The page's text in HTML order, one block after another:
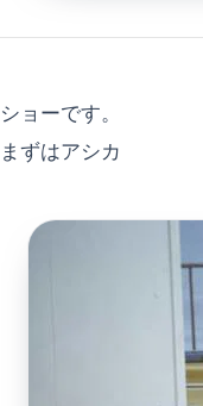
ショーです。
まずはアシカ